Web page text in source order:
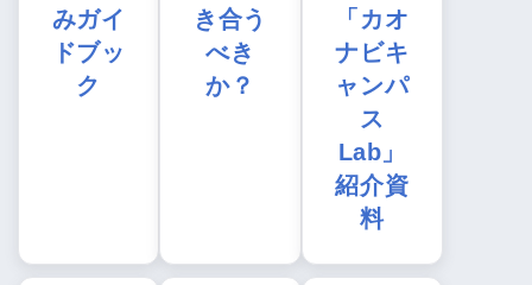
みガイ
ドブッ
ク
き合う
べき
か？
「カオ
ナビキ
ャンパ
ス
Lab」
紹介資
料